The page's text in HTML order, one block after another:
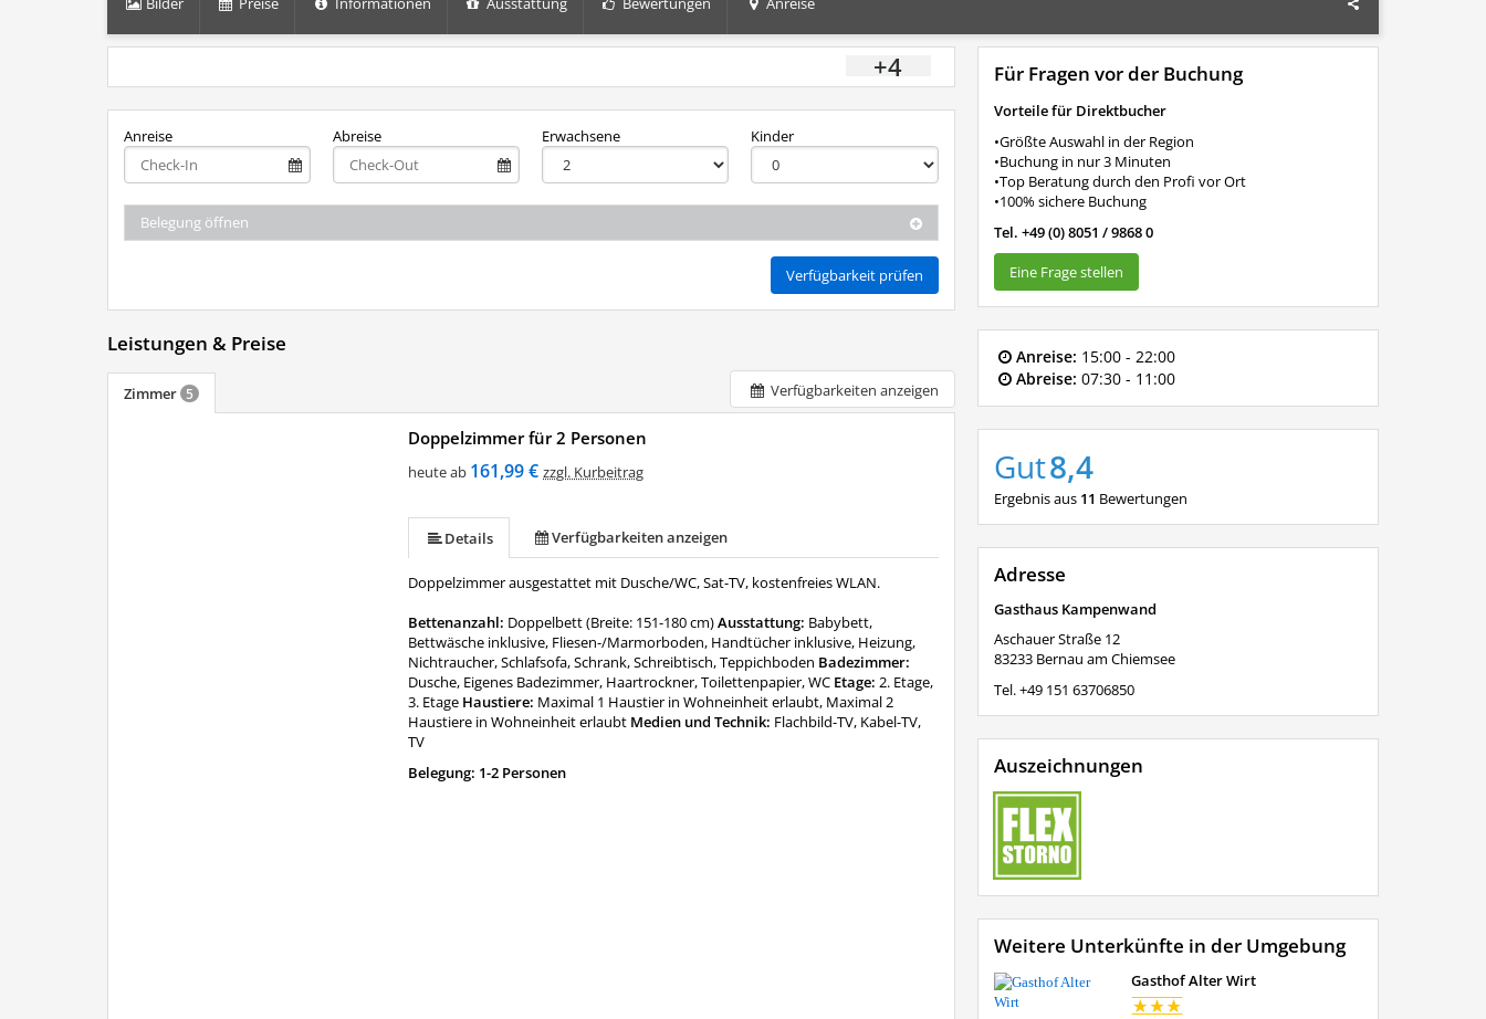
+4
Anreise Abreise Erwachsene Kinder
Belegung öffnen
Verfügbarkeit prüfen
Verfügbarkeiten anzeigen
Leistungen & Preise
Zimmer 5
Doppelzimmer für 2 Personen
heute ab 161,99 € zzgl. Kurbeitrag
Details Verfügbarkeiten anzeigen
Doppelzimmer ausgestattet mit Dusche/WC, Sat-TV, kostenfreies WLAN.
Bettenanzahl: Doppelbett (Breite: 151-180 cm)Ausstattung: Babybett,
Bettwäsche inklusive, Fliesen-/Marmorboden, Handtücher inklusive, Heizung,
Nichtraucher, Schlafsofa, Schrank, Schreibtisch, Teppichboden Badezimmer:
Dusche, Eigenes Badezimmer, Haartrockner, Toilettenpapier, WC Etage:2. Etage,
3. Etage Haustiere: Maximal 1 Haustier in Wohneinheit erlaubt, Maximal 2
Haustiere in Wohneinheit erlaubt Medien und Technik: Flachbild-TV, Kabel-TV,
TV
Belegung: 1-2 Personen
Für Fragen vor der Buchung
Vorteile für Direktbucher
•Größte Auswahl in der Region
•Buchung in nur 3 Minuten
•Top Beratung durch den Profi vor Ort
•100% sichere Buchung
Tel. +49 (0) 8051 / 9868 0
Eine Frage stellen
Anreise: 15:00 - 22:00
Abreise: 07:30 - 11:00
Gut8,4
Ergebnis aus 11 Bewertungen
Adresse
Gasthaus Kampenwand
Aschauer Straße 12
83233 Bernau am Chiemsee
Tel.+49 151 63706850
Auszeichnungen
Weitere Unterkünfte in der Umgebung
Gasthof Alter Wirt